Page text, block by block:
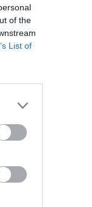
of the
List of